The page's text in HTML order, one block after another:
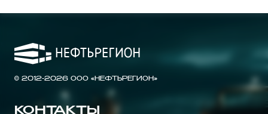
© 2012-2026 ООО «НЕФТЬРЕГИОН»
КОНТАКТЫ